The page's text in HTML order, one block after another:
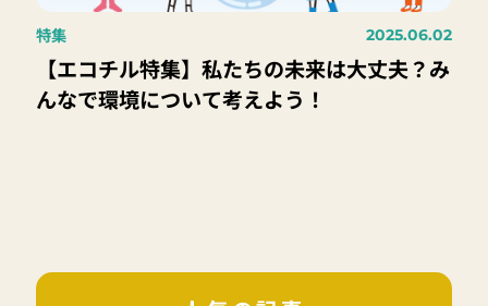
特集 2025.06.02
【エコチル特集】私たちの未来は大丈夫？み
んなで環境について考えよう！